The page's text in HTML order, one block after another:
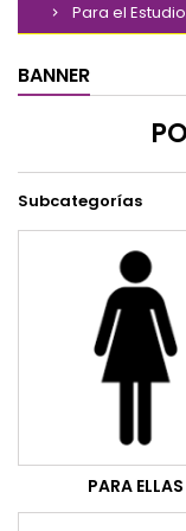
Para el Estudio
BANNER
Subcategorías
PARA ELLAS